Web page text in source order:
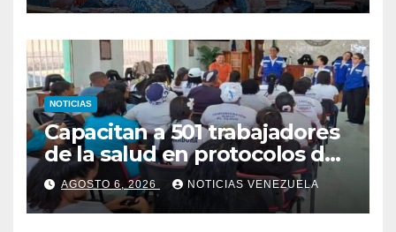
NOTICIAS
Capacitan a 501 trabajadores
de la salud en protocolos de
vacunación para
campamentos
AGOSTO 6, 2026 NOTICIAS VENEZUELA